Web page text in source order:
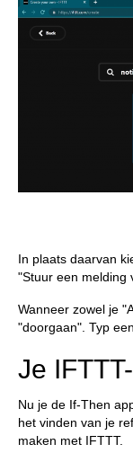
In plaats daarvan
"Stuur een melding
Wanneer zowel je
"doorgaan". Typ
Je
Nu je de If-Then
het vinden van je
maken met IFTTT.